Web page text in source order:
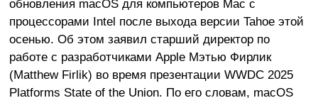
обновления macOS для компьютеров Mac с
процессорами Intel после выхода версии Tahoe этой
осенью. Об этом заявил старший директор по
работе с разработчиками Apple Мэтью Фирлик
(Matthew Firlik) во время презентации WWDC 2025
Platforms State of the Union. По его словам, macOS